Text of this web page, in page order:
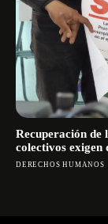
Recuperación de
colectivos exigen
DERECHOS HUMANOS